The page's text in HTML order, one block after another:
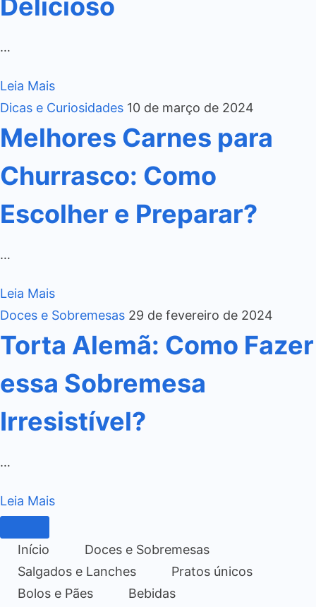
Delicioso
…
Leia Mais
Dicas e Curiosidades 10 de março de 2024
Melhores Carnes para
Churrasco: Como
Escolher e Preparar?
…
Leia Mais
Doces e Sobremesas 29 de fevereiro de 2024
Torta Alemã: Como Fazer
essa Sobremesa
Irresistível?
…
Leia Mais
Início
Doces e Sobremesas
Salgados e Lanches
Pratos únicos
Bolos e Pães
Bebidas